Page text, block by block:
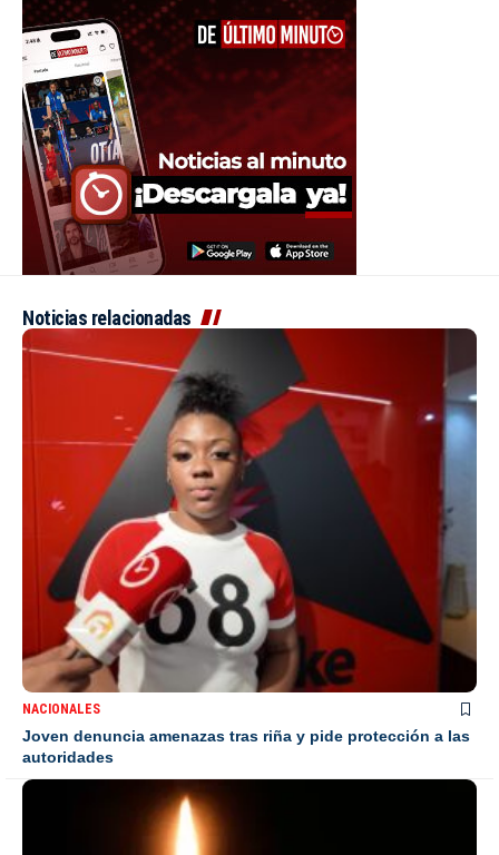
Noticias relacionadas
NACIONALES
Joven denuncia amenazas tras riña y pide protección a las
autoridades